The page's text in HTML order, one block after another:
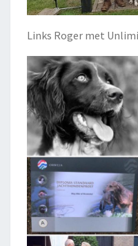
Links Roger met